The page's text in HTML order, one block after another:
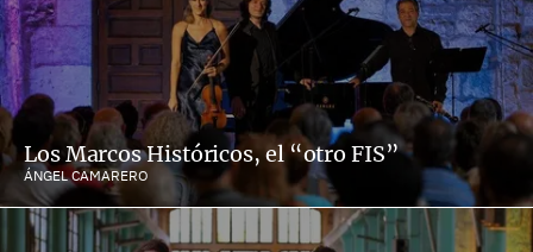
Los Marcos Históricos, el “otro FIS”
ÁNGEL CAMARERO